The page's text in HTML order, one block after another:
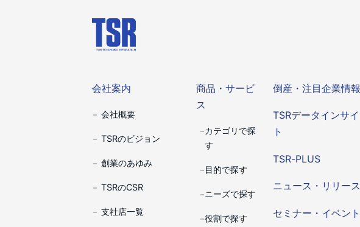
会社案内
会社概要
TSRのビジョン
創業のあゆみ
TSRのCSR
支社店一覧
商品・サービ
ス
カテゴリで探
す
目的で探す
ニーズで探す
役割で探す
倒産・注目企業情報
TSRデータインサイ
ト
TSR-PLUS
ニュース・リリース
セミナー・イベント